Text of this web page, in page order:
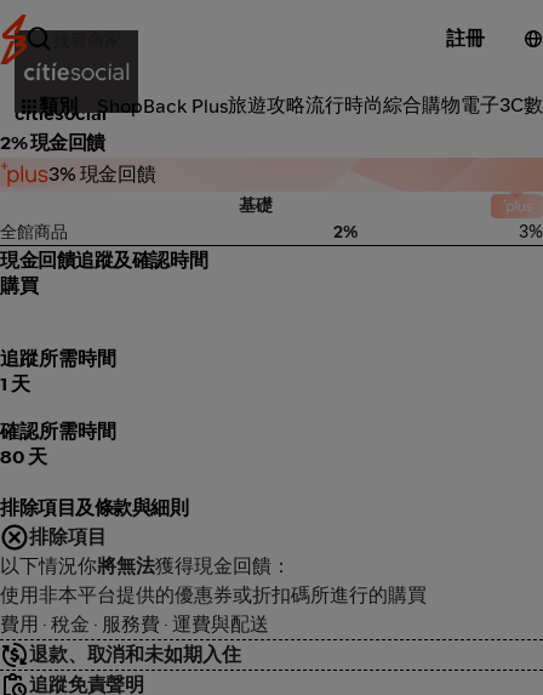
註冊
類別 ShopBack Plus旅遊攻略流行時尚綜合購物電子3C
3C電子
citiesocial
2% 現金回饋
3% 現金回饋
基礎
全館商品
2% 3%
現金回饋追蹤及確認時間
購買
追蹤所需時間
1 天
確認所需時間
80 天
排除項目及條款與細則
排除項目
以下情況你將無法獲得現金回饋：
使用非本平台提供的優惠券或折扣碼所進行的購買
費用 · 稅金 · 服務費 · 運費與配送
退款、取消和未如期入住
追蹤免責聲明